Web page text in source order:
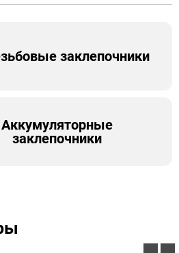
заклепочники
Аккумуляторные
заклепочники